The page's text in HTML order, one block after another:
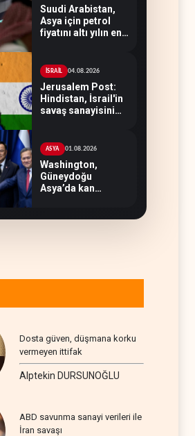
Suudi Arabistan,
Asya için petrol
fiyatını altı yılın en
İSRAİL 04.08.2026
Jerusalem Post:
Hindistan, İsrail'in
savaş sanayisini
ASYA 01.08.2026
Washington,
Güneydoğu
Asya’da kan
Dosta güven, düşmana korku
vermeyen ittifak
Alptekin DURSUNOĞLU
ABD savunma sanayi verileri ile
İran savaşı